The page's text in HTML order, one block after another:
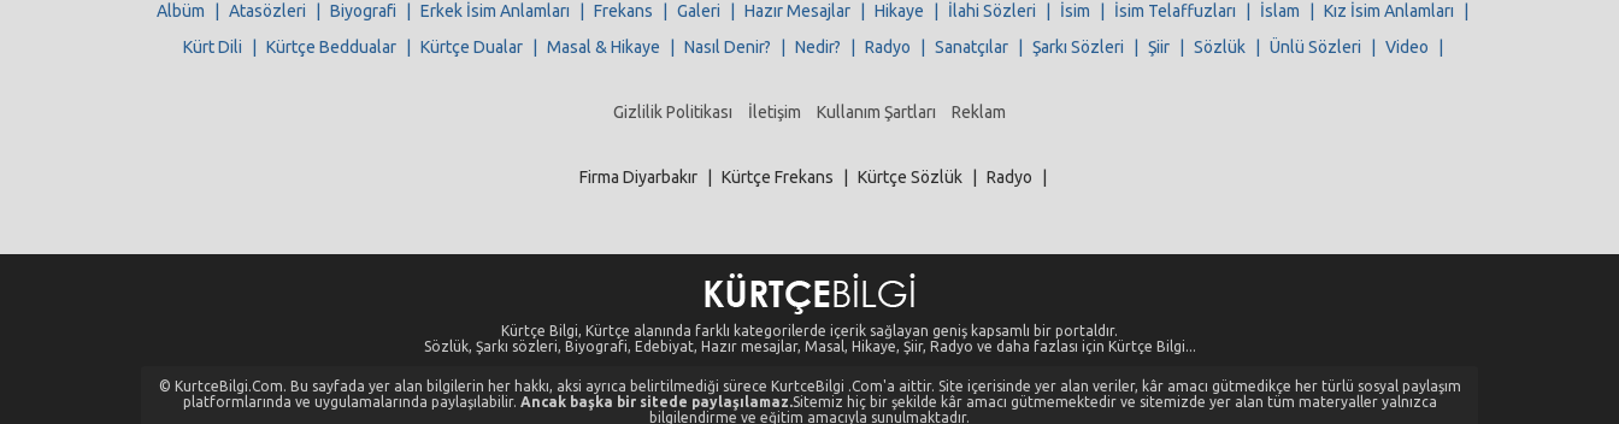
Albüm Atasözleri Biyografi Erkek İsim Anlamları Frekans Galeri Hazır Mesajlar Hikaye İlahi Sözleri İsim İsim Telaffuzları İslam Kız İsim Anlamları
Kürt Dili
Kürtçe Beddualar Kürtçe Dualar Masal & Hikaye Nasıl Denir? Nedir? Radyo Sanatçılar Şarkı Sözleri Şiir Sözlük Ünlü Sözleri Video
Gizlilik Politikası İletişim Kullanım Şartları Reklam
Firma Diyarbakır Kürtçe Frekans Kürtçe Sözlük Radyo
Kürtçe Bilgi, Kürtçe alanında farklı kategorilerde içerik sağlayan geniş kapsamlı bir portaldır.
Sözlük, Şarkı sözleri, Biyografi, Edebiyat, Hazır mesajlar, Masal, Hikaye, Şiir, Radyo ve daha fazlası için Kürtçe Bilgi...
© KurtceBilgi.Com. Bu sayfada yer alan bilgilerin her hakkı, aksi ayrıca belirtilmediği sürece KurtceBilgi .Com'a aittir. Site içerisinde yer alan veriler, kâr amacı gütmedikçe her türlü sosyal paylaşım
platformlarında ve uygulamalarında paylaşılabilir. Ancak başka bir sitede paylaşılamaz.Sitemiz hiç bir şekilde kâr amacı gütmemektedir ve sitemizde yer alan tüm materyaller yalnızca
bilgilendirme ve eğitim amacıyla sunulmaktadır.